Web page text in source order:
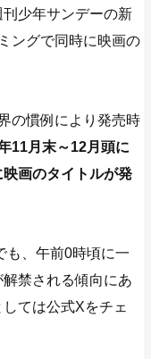
少年サンデーの新
ングで同時に映画の
の慣例により発売時
11月末～12月頭に
画のタイトルが発
も、午前0時頃に一
禁される傾向にあ
ては公式Xをチェ